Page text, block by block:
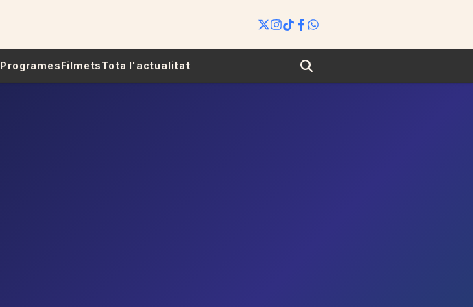
ProgramesFilmetsTota l'actualitat Search